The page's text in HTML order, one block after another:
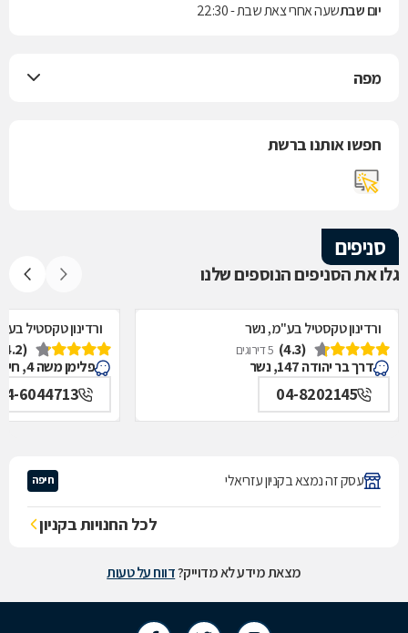
יום שבתשעה אחרי צאת שבת - 22:30
מפה
חפשו אותנו ברשת
סניפים
גלו את הסניפים הנוספים שלנו
ורדינון טקסטיל בע"מ, נשר
(4.3)
5 דירוגים
דרך בר יהודה 147, נשר
04-8202145
ורדינון טקסטיל
(4.2)
פלימן משה 4, חיפה
6044713
עסק זה נמצא בקניון עזריאלי חיפה
לכל החנויות בקניון
מצאת מידע לא מדוייק?דווח על טעות